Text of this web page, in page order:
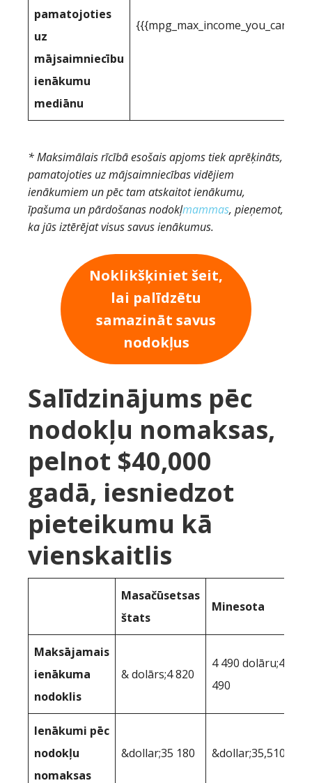
pamatojoties
uz
mājsaimniecību
ienākumu
mediānu
* Maksimālais rīcībā esošais apjoms tiek aprēķināts,
pamatojoties uz mājsaimniecības vidējiem
ienākumiem un pēc tam atskaitot ienākumu,
īpašuma un pārdošanas nodokļmammas, pieņemot,
ka jūs iztērējat visus savus ienākumus.
Noklikšķiniet šeit,
lai palīdzētu
samazināt savus
nodokļus
Salīdzinājums pēc
nodokļu nomaksas,
pelnot $40,000
gadā, iesniedzot
pieteikumu kā
vienskaitlis
Masačūsetsas
štats
Minesota
Maksājamais
ienākuma
nodoklis
& dolārs;4 820
4 490 dolāru;4
490
Ienākumi pēc
nodokļu
nomaksas
&dollar;35 180 &dollar;35,510